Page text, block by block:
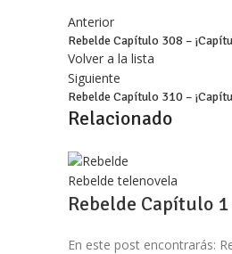
Anterior
Rebelde Capítulo 308 –
Volver a la lista
Siguiente
Rebelde Capítulo 310 –
Relacionado
Rebelde telenovela
Rebelde Capítulo
En este post encontrarás: